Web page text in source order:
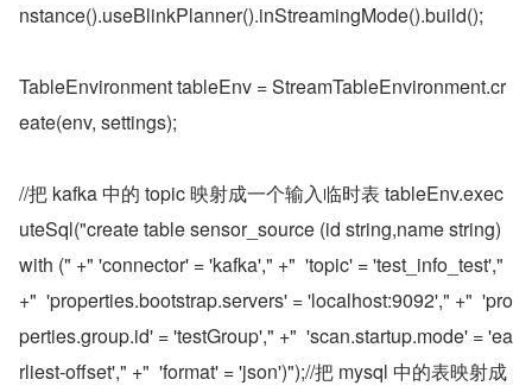
nstance().useBlinkPlanner().inStreamingMode().build();
TableEnvironment tableEnv = StreamTableEnvironment.cr
eate(env, settings);
//把 kafka 中的 topic 映射成一个输入临时表 tableEnv.exec
uteSql("create table sensor_source (id string,name string)
with (" +" 'connector' = 'kafka'," +"  'topic' = 'test_info_test',"
+"  'properties.bootstrap.servers' = 'localhost:9092'," +"  'pro
perties.group.id' = 'testGroup'," +"  'scan.startup.mode' = 'ea
rliest-offset'," +"  'format' = 'json')");//把 mysql 中的表映射成